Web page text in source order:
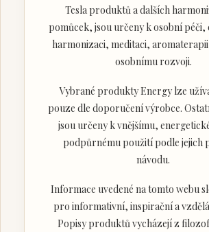
Tesla produktů a dalších
pomůcek, jsou určeny k osobní péči,
harmonizaci, meditaci,
osobnímu rozvoji.
Vybrané produkty Energy lze
pouze dle doporučení výrobce.
jsou určeny k vnějšímu,
podpůrnému použití podle jejich
návodu.
Informace uvedené na tomto webu
pro informativní, inspirační a
Popisy produktů vycházejí z